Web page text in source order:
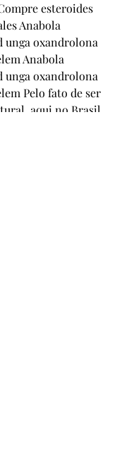
esteroides
Anabola
unga oxandrolona
Anabola
unga oxandrolona
Pelo fato de ser
aqui no Brasil,